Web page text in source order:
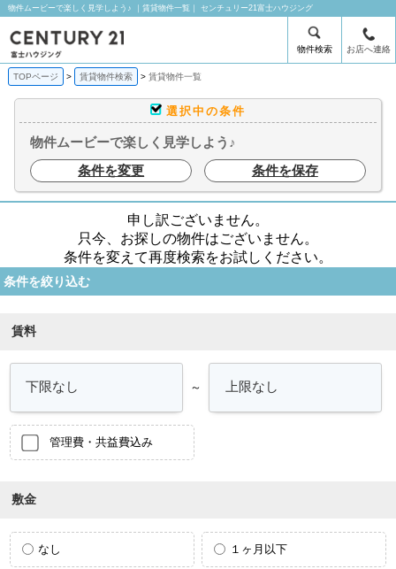
物件ムービーで楽しく見学しよう♪ ｜賃貸物件一覧｜ センチュリー21富士ハウジング
物件検索 お店へ連絡
TOPページ 賃貸物件検索 賃貸物件一覧
選択中の条件
物件ムービーで楽しく見学しよう♪
条件を変更
条件を保存
申し訳ございません。
只今、お探しの物件はございません。
条件を変えて再度検索をお試しください。
条件を絞り込む
賃料
～
管理費・共益費込み
敷金
なし １ヶ月以下